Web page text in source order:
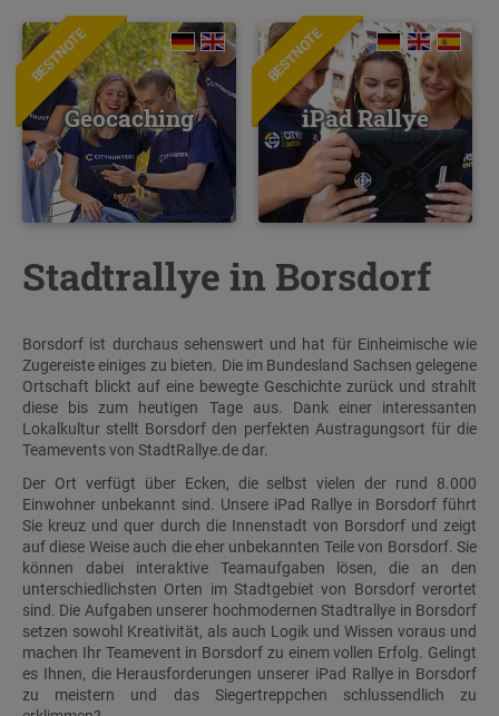
BESTNOTE
Geocaching
BESTNOTE
iPad Rallye
Stadtrallye in Borsdorf
Borsdorf ist durchaus sehenswert und hat für Einheimische wie
Zugereiste einiges zu bieten. Die im Bundesland Sachsen gelegene
Ortschaft blickt auf eine bewegte Geschichte zurück und strahlt
diese bis zum heutigen Tage aus. Dank einer interessanten
Lokalkultur stellt Borsdorf den perfekten Austragungsort für die
Teamevents von StadtRallye.de dar.
Der Ort verfügt über Ecken, die selbst vielen der rund 8.000
Einwohner unbekannt sind. Unsere iPad Rallye in Borsdorf führt
Sie kreuz und quer durch die Innenstadt von Borsdorf und zeigt
auf diese Weise auch die eher unbekannten Teile von Borsdorf. Sie
können dabei interaktive Teamaufgaben lösen, die an den
unterschiedlichsten Orten im Stadtgebiet von Borsdorf verortet
sind. Die Aufgaben unserer hochmodernen Stadtrallye in Borsdorf
setzen sowohl Kreativität, als auch Logik und Wissen voraus und
machen Ihr Teamevent in Borsdorf zu einem vollen Erfolg. Gelingt
es Ihnen, die Herausforderungen unserer iPad Rallye in Borsdorf
zu meistern und das Siegertreppchen schlussendlich zu